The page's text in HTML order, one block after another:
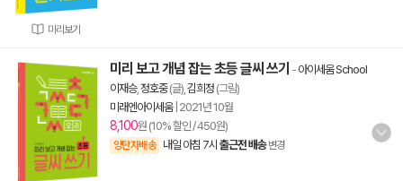
미리보기
미리 보고 개념 잡는 초등 글씨 쓰기 - 아이세움 School
이재승, 정호중(글), 김희정 (그림)
미래엔아이세움| 2021년 10월
8,100원 (10% 할인 / 450원)
양탄자배송 내일 아침 7시 출근전 배송 변경